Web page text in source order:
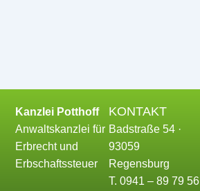
Kanzlei Potthoff
Anwaltskanzlei für
Erbrecht und
Erbschaftssteuer
KONTAKT
Badstraße 54 ·
93059
Regensburg
T. 0941 – 89 79 56